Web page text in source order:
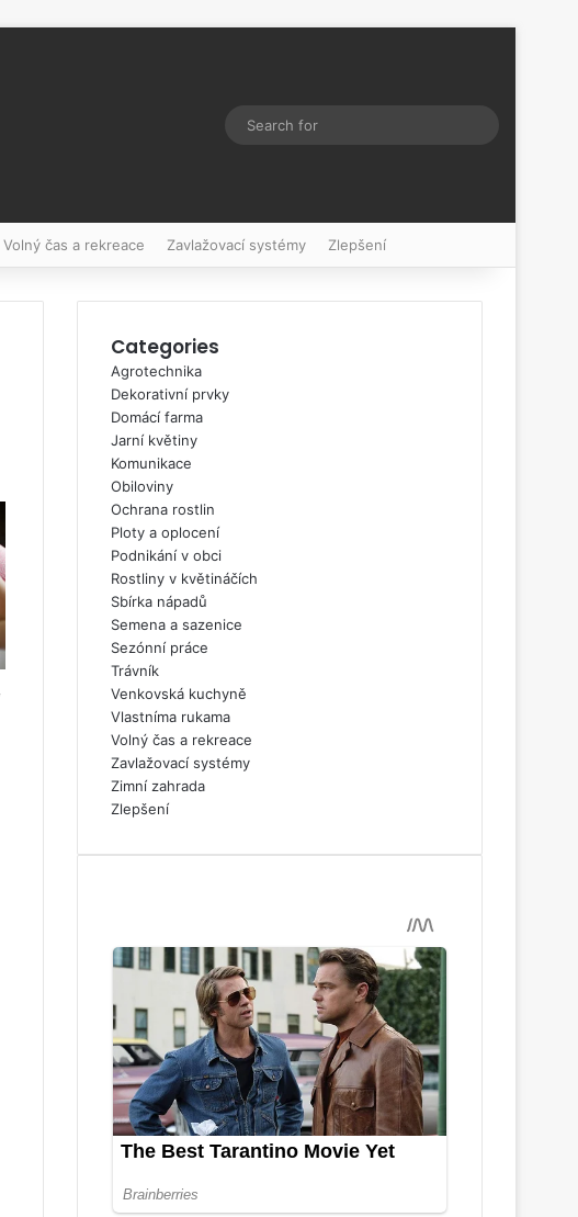
Switch skin
Volný čas a rekreace Zavlažovací systémy Zlepšení
Categories
Agrotechnika
Dekorativní prvky
Domácí farma
Jarní květiny
Komunikace
Obiloviny
Ochrana rostlin
Ploty a oplocení
Podnikání v obci
Rostliny v květináčích
Sbírka nápadů
Semena a sazenice
Sezónní práce
Trávník
Venkovská kuchyně
Vlastníma rukama
Volný čas a rekreace
Zavlažovací systémy
Zimní zahrada
Zlepšení